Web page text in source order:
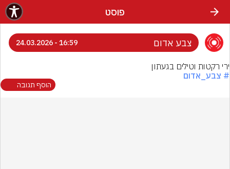
פוסט
צבע אדום 16:59 - 24.03.2026
ירי רקטות וטילים בגעתון
# צבע_אדום
הוסף תגובה